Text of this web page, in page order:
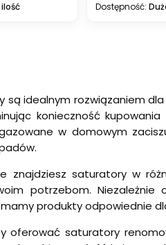
Dostępność:
są idealnym rozwiązaniem
konieczność
w domowym
znajdziesz saturatory w
potrzebom.
produkty odpowiednie
oferować saturatory